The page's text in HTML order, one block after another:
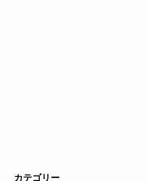
カテゴリー